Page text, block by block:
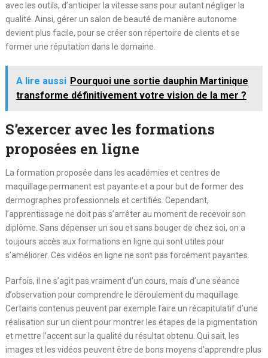
avec les outils, d’anticiper la vitesse sans pour autant négliger la
qualité. Ainsi, gérer un salon de beauté de manière autonome
devient plus facile, pour se créer son répertoire de clients et se
former une réputation dans le domaine.
A lire aussi Pourquoi une sortie dauphin Martinique
transforme définitivement votre vision de la mer ?
S’exercer avec les formations
proposées en ligne
La formation proposée dans les académies et centres de
maquillage permanent est payante et a pour but de former des
dermographes professionnels et certifiés. Cependant,
l’apprentissage ne doit pas s’arrêter au moment de recevoir son
diplôme. Sans dépenser un sou et sans bouger de chez soi, on a
toujours accès aux formations en ligne qui sont utiles pour
s’améliorer. Ces vidéos en ligne ne sont pas forcément payantes.
Parfois, il ne s’agit pas vraiment d’un cours, mais d’une séance
d’observation pour comprendre le déroulement du maquillage.
Certains contenus peuvent par exemple faire un récapitulatif d’une
réalisation sur un client pour montrer les étapes de la pigmentation
et mettre l’accent sur la qualité du résultat obtenu. Qui sait, les
images et les vidéos peuvent être de bons moyens d’apprendre plus